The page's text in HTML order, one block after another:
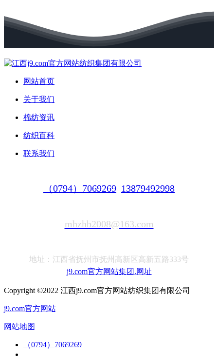
网站首页
关于我们
棉纺资讯
纺织百科
联系我们
（0794）7069269 13879492998
mhzhb2008@163.com
地址：江西省抚州市抚州高新区高新五路333号
j9.com官方网站集团.网址
Copyright ©2022 江西j9.com官方网站纺织集团有限公司
j9.com官方网站
网站地图
（0794）7069269